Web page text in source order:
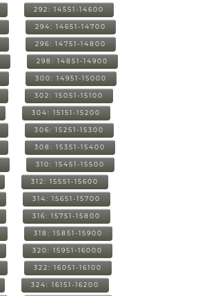
292: 14551-14600
294: 14651-14700
296: 14751-14800
298: 14851-14900
300: 14951-15000
302: 15051-15100
304: 15151-15200
306: 15251-15300
308: 15351-15400
310: 15451-15500
312: 15551-15600
314: 15651-15700
316: 15751-15800
318: 15851-15900
320: 15951-16000
322: 16051-16100
324: 16151-16200